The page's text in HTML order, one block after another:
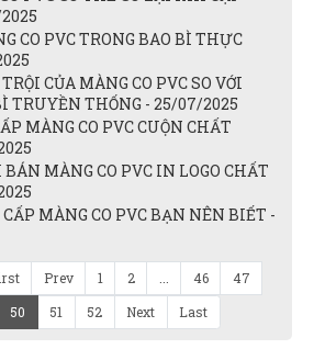
CO PVC TRONG BAO BÌ THỰC
CỦA MÀNG CO PVC SO VỚI
TRUYỀN THỐNG - 25/07/2025
MÀNG CO PVC CUỘN CHẤT
MÀNG CO PVC IN LOGO CHẤT
MÀNG CO PVC BẠN NÊN BIẾT -
Prev 1 2 46
47
50 51 52 Next Last